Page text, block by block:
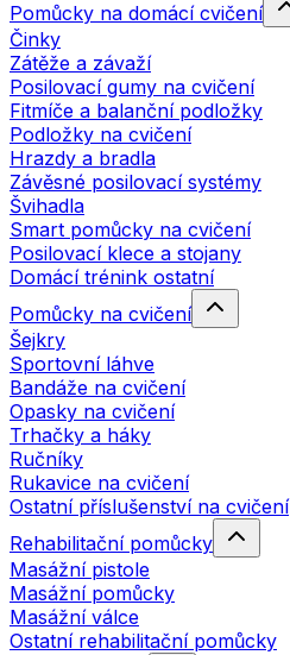
Pomůcky na domácí cvičení
Činky
Zátěže a závaží
Posilovací gumy na cvičení
Fitmíče a balanční podložky
Podložky na cvičení
Hrazdy a bradla
Závěsné posilovací systémy
Švihadla
Smart pomůcky na cvičení
Posilovací klece a stojany
Domácí trénink ostatní
Pomůcky na cvičení
Šejkry
Sportovní láhve
Bandáže na cvičení
Opasky na cvičení
Trhačky a háky
Ručníky
Rukavice na cvičení
Ostatní příslušenství na cvičení
Rehabilitační pomůcky
Masážní pistole
Masážní pomůcky
Masážní válce
Ostatní rehabilitační pomůcky